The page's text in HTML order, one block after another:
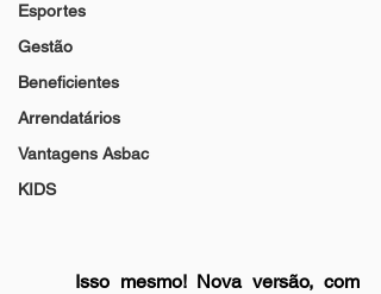
Esportes
Gestão
Beneficientes
Arrendatários
Vantagens Asbac
KIDS